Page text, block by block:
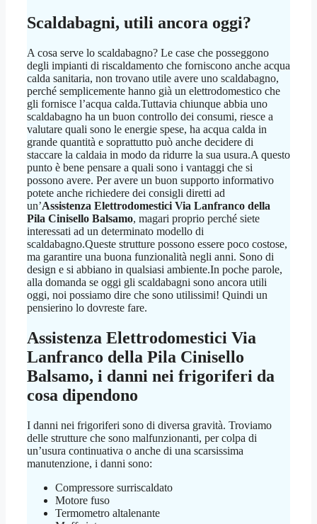
Scaldabagni, utili ancora oggi?
A cosa serve lo scaldabagno? Le case che posseggono
degli impianti di riscaldamento che forniscono anche acqua
calda sanitaria, non trovano utile avere uno scaldabagno,
perché semplicemente hanno già un elettrodomestico che
gli fornisce l’acqua calda.Tuttavia chiunque abbia uno
scaldabagno ha un buon controllo dei consumi, riesce a
valutare quali sono le energie spese, ha acqua calda in
grande quantità e soprattutto può anche decidere di
staccare la caldaia in modo da ridurre la sua usura.A questo
punto è bene pensare a quali sono i vantaggi che si
possono avere. Per avere un buon supporto informativo
potete anche richiedere dei consigli diretti ad
un’Assistenza Elettrodomestici Via Lanfranco della
Pila Cinisello Balsamo, magari proprio perché siete
interessati ad un determinato modello di
scaldabagno.Queste strutture possono essere poco costose,
ma garantire una buona funzionalità negli anni. Sono di
design e si abbiano in qualsiasi ambiente.In poche parole,
alla domanda se oggi gli scaldabagni sono ancora utili
oggi, noi possiamo dire che sono utilissimi! Quindi un
pensierino lo dovreste fare.
Assistenza Elettrodomestici Via
Lanfranco della Pila Cinisello
Balsamo, i danni nei frigoriferi da
cosa dipendono
I danni nei frigoriferi sono di diversa gravità. Troviamo
delle strutture che sono malfunzionanti, per colpa di
un’usura continuativa o anche di una scarsissima
manutenzione, i danni sono:
Compressore surriscaldato
Motore fuso
Termometro altalenante